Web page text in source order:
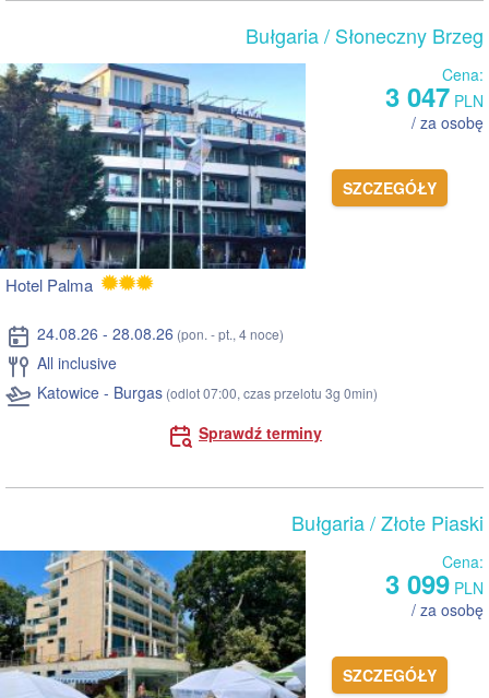
Bułgaria/ Słoneczny Brzeg
Cena:
3 047 PLN
/ za osobę
SZCZEGÓŁY
Hotel Palma
24.08.26 - 28.08.26 (pon. - pt., 4 noce)
All inclusive
Katowice - Burgas (odlot 07:00, czas przelotu 3g 0min)
Sprawdź terminy
Bułgaria/ Złote Piaski
Cena:
3 099 PLN
/ za osobę
SZCZEGÓŁY